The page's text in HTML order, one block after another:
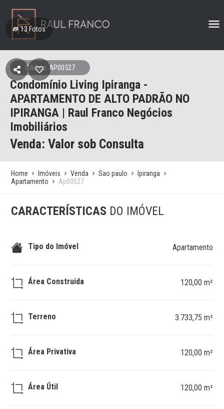
13 Fotos
Código: AP00527
Condomínio Living Ipiranga -
APARTAMENTO DE ALTO PADRÃO NO
IPIRANGA | Raul Franco Negócios
Imobiliários
Venda: Valor sob Consulta
Home Imóveis Venda Sao paulo
Ipiranga
Apartamento
Ap00527
CARACTERÍSTICAS DO IMÓVEL
Tipo do Imóvel Apartamento
Área Construída 120,00 m²
Terreno 3.733,75 m²
Área Privativa 120,00 m²
Área Útil 120,00 m²